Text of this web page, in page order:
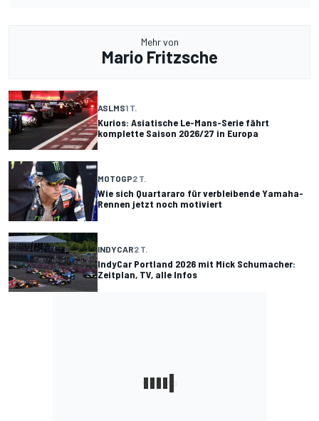
Mehr von
Mario Fritzsche
ASLMS1 T.
Kurios: Asiatische Le-Mans-Serie fährt
komplette Saison 2026/27 in Europa
MOTOGP2 T.
Wie sich Quartararo für verbleibende Yamaha-
Rennen jetzt noch motiviert
INDYCAR2 T.
IndyCar Portland 2026 mit Mick Schumacher:
Zeitplan, TV, alle Infos